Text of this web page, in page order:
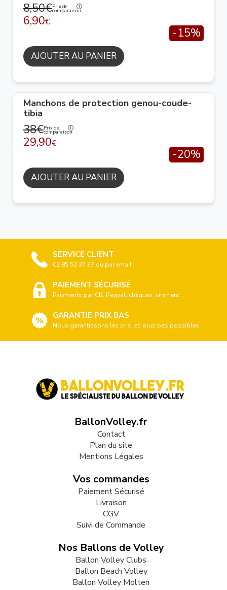
8,50€Prix de
comparaison
6,90€
-15%
AJOUTER AU PANIER
Manchons de protection genou-coude-
tibia
38€Prix de
comparaison
29,90€
-20%
AJOUTER AU PANIER
SERVICE CLIENT
02 85 52 37 37 ou par email
PAIEMENT SÉCURISÉ
Paiements par CB, Paypal, chèques, virement...
GARANTIE PRIX BAS
Nous garantissons les prix les plus bas possibles
BallonVolley.fr
Contact
Plan du site
Mentions Légales
Vos commandes
Paiement Sécurisé
Livraison
CGV
Suivi de Commande
Nos Ballons de Volley
Ballon Volley Clubs
Ballon Beach Volley
Ballon Volley Molten